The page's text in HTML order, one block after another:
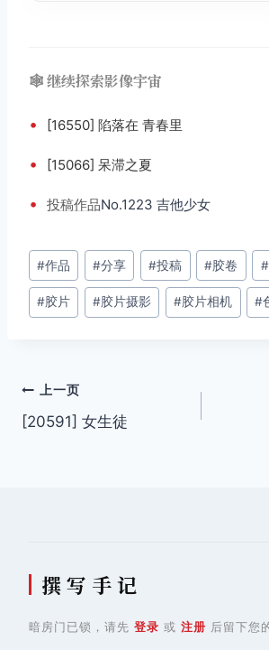
🕸️ 继续探索影像宇宙
• [16550] 陷落在 青春里
• [15066] 呆滞之夏
• 投稿作品No.1223 吉他少女
文
章
标
#作品 #分享 #投稿 #胶卷 #
#胶片 #胶片摄影 #胶片相机 #
文
章
上一页
[20591] 女生徒
撰 写 手 记
暗房门已锁，请先 登录 或 注册 后留下您